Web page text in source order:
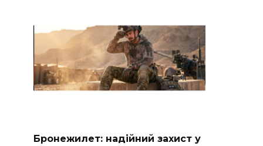
Бронежилет: надійний захист у